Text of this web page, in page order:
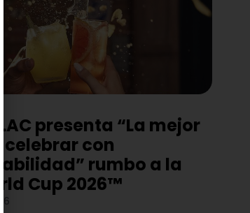
LAC presenta “La mejor
celebrar con
rumbo a la
Cup 2026™